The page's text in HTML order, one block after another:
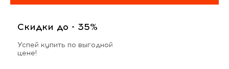
Скидки до - 35%
Успей купить по выгодной
цене!